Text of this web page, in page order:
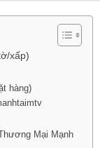
xấp)
hàng)
Mại Mạnh